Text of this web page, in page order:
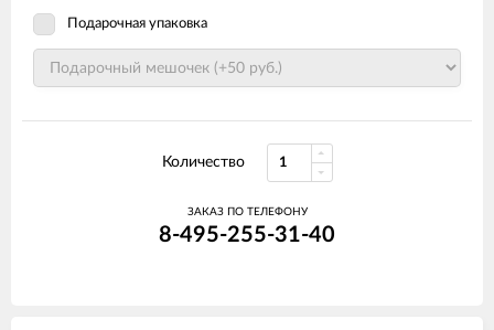
Подарочная упаковка
Количество
ЗАКАЗ ПО ТЕЛЕФОНУ
8-495-255-31-40